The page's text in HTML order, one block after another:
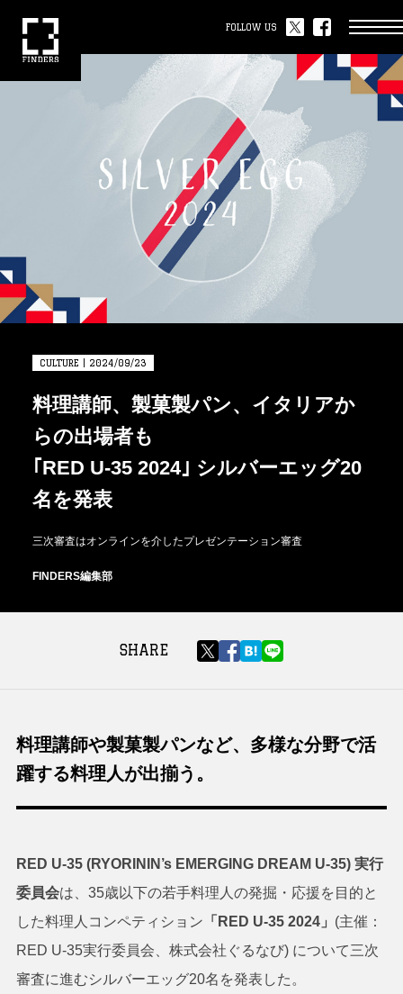
FOLLOW US
CULTURE | 2024/09/23
料理講師、製菓製パン、イタリアか
らの出場者も
｢RED U-35 2024｣ シルバーエッグ20
名を発表
三次審査はオンラインを介したプレゼンテーション審査
FINDERS編集部
SHARE
料理講師や製菓製パンなど、多様な分野で活
躍する料理人が出揃う。
RED U-35 (RYORININ’s EMERGING DREAM U-35) 実行
委員会は、35歳以下の若手料理人の発掘・応援を目的と
した料理人コンペティション 「RED U-35 2024」 (主催：
RED U-35実行委員会、株式会社ぐるなび) について三次
審査に進むシルバーエッグ20名を発表した。